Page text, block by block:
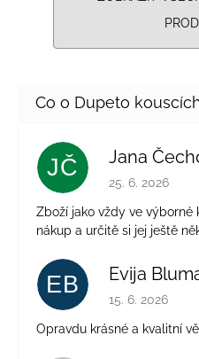
JČ Jana
Hodnocení
25. 6. 2026
Zboží jako vždy ve výborné
nákup a určitě si jej ještě
EB Evija
Hodnocení
15. 6. 2026
Opravdu krásné a kvalitní